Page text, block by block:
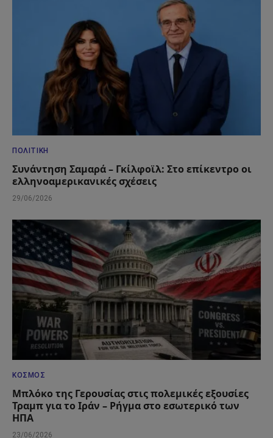
ΠΟΛΙΤΙΚΉ
Συνάντηση Σαμαρά – Γκίλφοϊλ: Στο επίκεντρο οι
ελληνοαμερικανικές σχέσεις
29/06/2026
ΚΌΣΜΟΣ
Μπλόκο της Γερουσίας στις πολεμικές εξουσίες
Τραμπ για το Ιράν – Ρήγμα στο εσωτερικό των
ΗΠΑ
23/06/2026